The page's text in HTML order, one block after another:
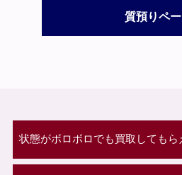
質預りペ
状態がボロボロでも買取してもら